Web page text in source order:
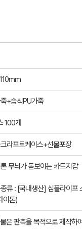
+습식PU가죽
100개
라프트케이스+선물포장
무늬가 돋보이는 카드지갑
류 : [국내생산] 심플라이프
이톤)
은 판촉을 목적으로 제작하